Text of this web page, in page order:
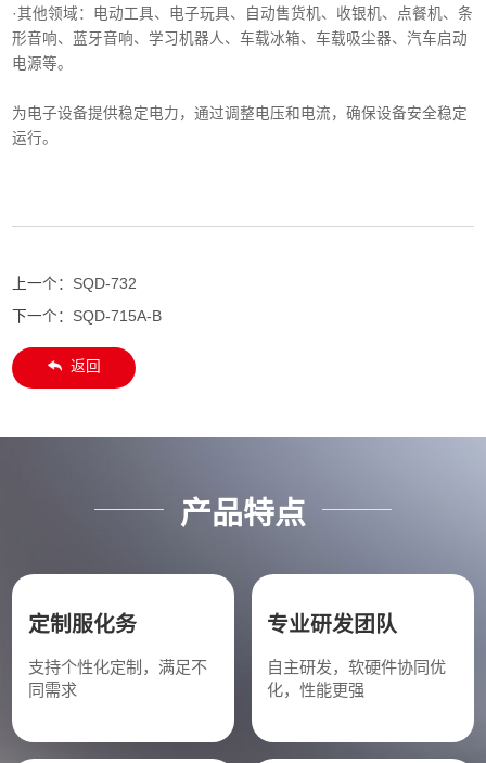
‌·其他领域‌：电动工具、电子玩具、自动售货机、收银机、点餐机、条
形音响、蓝牙音响、学习机器人、车载冰箱、车载吸尘器、汽车启动
电源等。
为电子设备提供稳定电力，通过调整电压和电流，确保设备安全稳定
运行。
上一个： SQD-732
下一个： SQD-715A-B
返回
产品特点
定制服化务
支持个性化定制，满足不
同需求
专业研发团队
自主研发，软硬件协同优
化，性能更强